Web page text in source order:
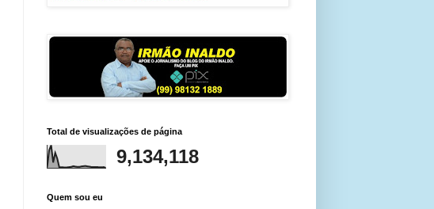
Total de visualizações de página
9,134,118
Quem sou eu